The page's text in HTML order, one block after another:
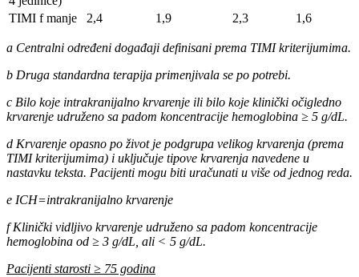
TIMI f manje 2,4 1,9 2,3 1,6
a Centralni određeni događaji definisani prema TIMI kriterijumima.
b Druga standardna terapija primenjivala se po potrebi.
c Bilo koje intrakranijalno krvarenje ili bilo koje klinički očigledno
krvarenje udruženo sa padom koncentracije hemoglobina ≥ 5 g/dL.
d Krvarenje opasno po život je podgrupa velikog krvarenja (prema
TIMI kriterijumima) i uključuje tipove krvarenja navedene u
nastavku teksta. Pacijenti mogu biti uračunati u više od jednog reda.
e ICH=intrakranijalno krvarenje
f Klinički vidljivo krvarenje udruženo sa padom koncentracije
hemoglobina od ≥ 3 g/dL, ali ˂ 5 g/dL.
Pacijenti starosti ≥ 75 godina